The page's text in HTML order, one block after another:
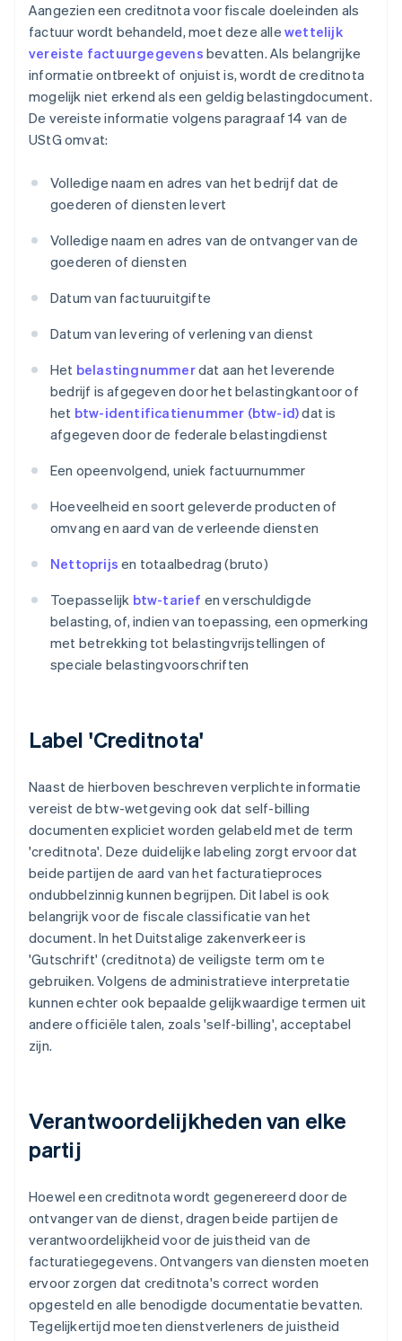
Aangezien een creditnota voor fiscale doeleinden als
factuur wordt behandeld, moet deze alle wettelijk
vereiste factuurgegevens bevatten. Als belangrijke
informatie ontbreekt of onjuist is, wordt de creditnota
mogelijk niet erkend als een geldig belastingdocument.
De vereiste informatie volgens paragraaf 14 van de
UStG omvat:
Volledige naam en adres van het bedrijf dat de
goederen of diensten levert
Volledige naam en adres van de ontvanger van de
goederen of diensten
Datum van factuuruitgifte
Datum van levering of verlening van dienst
Het belastingnummerdat aan het leverende
bedrijf is afgegeven door het belastingkantoor of
het btw-identificatienummer (btw-id)dat is
afgegeven door de federale belastingdienst
Een opeenvolgend, uniek factuurnummer
Hoeveelheid en soort geleverde producten of
omvang en aard van de verleende diensten
Nettoprijs en totaalbedrag (bruto)
Toepasselijk btw-tarief en verschuldigde
belasting, of, indien van toepassing, een opmerking
met betrekking tot belastingvrijstellingen of
speciale belastingvoorschriften
Label 'Creditnota'
Naast de hierboven beschreven verplichte informatie
vereist de btw-wetgeving ook dat self-billing
documenten expliciet worden gelabeld met de term
'creditnota'. Deze duidelijke labeling zorgt ervoor dat
beide partijen de aard van het facturatieproces
ondubbelzinnig kunnen begrijpen. Dit label is ook
belangrijk voor de fiscale classificatie van het
document. In het Duitstalige zakenverkeer is
'Gutschrift' (creditnota) de veiligste term om te
gebruiken. Volgens de administratieve interpretatie
kunnen echter ook bepaalde gelijkwaardige termen uit
andere officiële talen, zoals 'self-billing', acceptabel
zijn.
Verantwoordelijkheden van elke
partij
Hoewel een creditnota wordt gegenereerd door de
ontvanger van de dienst, dragen beide partijen de
verantwoordelijkheid voor de juistheid van de
facturatiegegevens. Ontvangers van diensten moeten
ervoor zorgen dat creditnota's correct worden
opgesteld en alle benodigde documentatie bevatten.
Tegelijkertijd moeten dienstverleners de juistheid